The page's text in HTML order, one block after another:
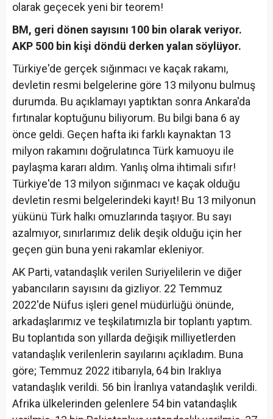
olarak geçecek yeni bir teorem!
BM, geri dönen sayısını 100 bin olarak veriyor.
AKP 500 bin kişi döndü derken yalan söylüyor.
Türkiye'de gerçek sığınmacı ve kaçak rakamı,
devletin resmi belgelerine göre 13 milyonu bulmuş
durumda. Bu açıklamayı yaptıktan sonra Ankara'da
fırtınalar koptuğunu biliyorum. Bu bilgi bana 6 ay
önce geldi. Geçen hafta iki farklı kaynaktan 13
milyon rakamını doğrulatınca Türk kamuoyu ile
paylaşma kararı aldım. Yanlış olma ihtimali sıfır!
Türkiye'de 13 milyon sığınmacı ve kaçak olduğu
devletin resmi belgelerindeki kayıt! Bu 13 milyonun
yükünü Türk halkı omuzlarında taşıyor. Bu sayı
azalmıyor, sınırlarımız delik deşik olduğu için her
geçen gün buna yeni rakamlar ekleniyor.
AK Parti, vatandaşlık verilen Suriyelilerin ve diğer
yabancıların sayısını da gizliyor. 22 Temmuz
2022'de Nüfus işleri genel müdürlüğü önünde,
arkadaşlarımız ve teşkilatımızla bir toplantı yaptım.
Bu toplantıda son yıllarda değişik milliyetlerden
vatandaşlık verilenlerin sayılarını açıkladım. Buna
göre; Temmuz 2022 itibarıyla, 64 bin Iraklıya
vatandaşlık verildi. 56 bin İranlıya vatandaşlık verildi.
Afrika ülkelerinden gelenlere 54 bin vatandaşlık